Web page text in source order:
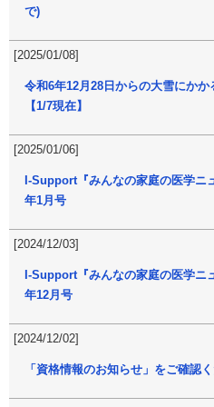
で)
[2025/01/08]
令和6年12月28日からの大雪にか
【1/7現在】
[2025/01/06]
I-Support『みんなの家庭の医学ニ
年1月号
[2024/12/03]
I-Support『みんなの家庭の医学ニ
年12月号
[2024/12/02]
「資格情報のお知らせ」をご確認